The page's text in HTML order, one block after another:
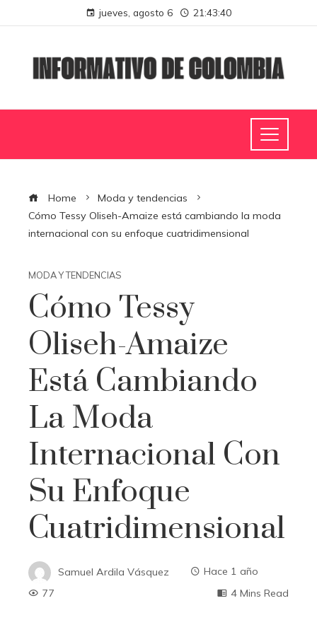
jueves, agosto 6 21:43:41
Home
Moda y tendencias
Cómo Tessy Oliseh-Amaize está cambiando la moda
internacional con su enfoque cuatridimensional
MODA Y TENDENCIAS
Cómo Tessy
Oliseh-Amaize
Está Cambiando
La Moda
Internacional Con
Su Enfoque
Cuatridimensional
Samuel Ardila Vásquez
Hace 1 año
77
4 Mins Read